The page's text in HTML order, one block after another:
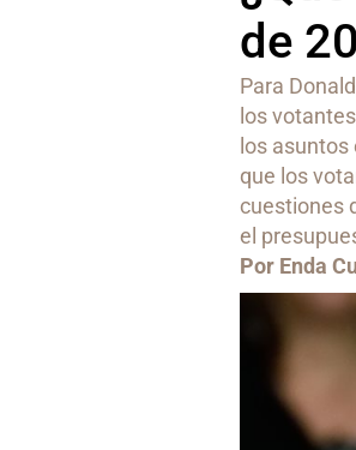
de
Para
los
los
que los
cuestiones
el
Por Enda